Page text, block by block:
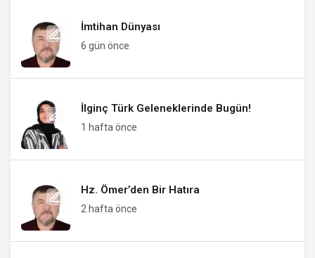
İmtihan Dünyası
6 gün önce
İlginç Türk Geleneklerinde Bugün!
1 hafta önce
Hz. Ömer’den Bir Hatıra
2 hafta önce